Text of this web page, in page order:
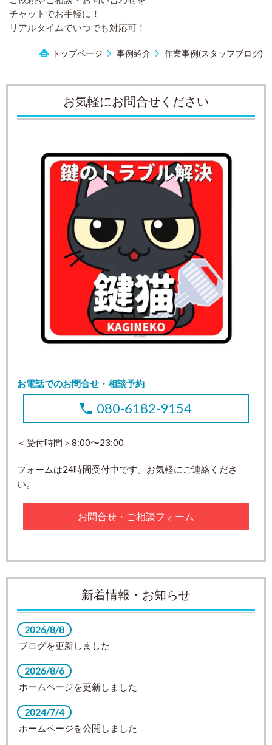
チャットでお手軽に！
リアルタイムでいつでも対応可！
トップページ 事例紹介 作業事例(スタッフブログ)
お気軽にお問合せください
お電話でのお問合せ・相談予約
080-6182-9154
＜受付時間＞8:00〜23:00
フォームは24時間受付中です。お気軽にご連絡くださ
い。
お問合せ・ご相談フォーム
新着情報・お知らせ
2026/8/8
ブログを更新しました
2026/8/6
ホームページを更新しました
2024/7/4
ホームページを公開しました